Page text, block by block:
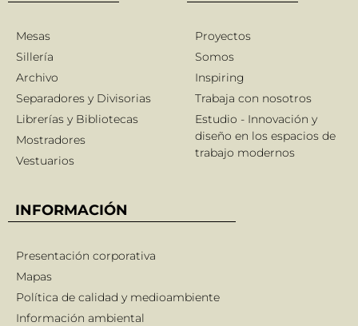
Mesas
Sillería
Archivo
Separadores y Divisorias
Librerías y Bibliotecas
Mostradores
Vestuarios
Proyectos
Somos
Inspiring
Trabaja con nosotros
Estudio - Innovación y
diseño en los espacios de
trabajo modernos
INFORMACIÓN
Presentación corporativa
Mapas
Política de calidad y medioambiente
Información ambiental